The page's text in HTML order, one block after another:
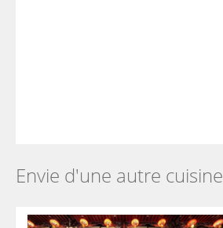
Envie d'une autre cuisine